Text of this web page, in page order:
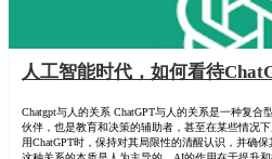
人工智能时代，如何看待
Chatgpt与人的关系 ChatGPT与人的关系是一种复
伙伴，也是教育和决策的辅助者，甚至在某些情况
用ChatGPT时，保持对其局限性的清醒认识，并确